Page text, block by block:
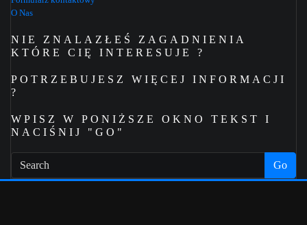
O Nas
NIE ZNALAZŁEŚ ZAGADNIENIA
KTÓRE CIĘ INTERESUJE ?
POTRZEBUJESZ WIĘCEJ INFORMACJI
?
WPISZ W PONIŻSZE OKNO TEKST I
NACIŚNIJ "GO"
Go